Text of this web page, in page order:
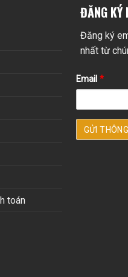
toán
ĐĂNG KÝ
Đăng ký
nhất từ
Email *